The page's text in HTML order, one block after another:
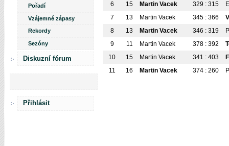
Pořadí
Vzájemné zápasy
Rekordy
Sezóny
Diskuzní fórum
Přihlásit
6
15 Martin Vacek 329 : 315
7
13 Martin Vacek 345 : 366
8
13 Martin Vacek 346 : 319
9
11 Martin Vacek 378 : 392
10
15 Martin Vacek 341 : 403
11
16 Martin Vacek 374 : 260